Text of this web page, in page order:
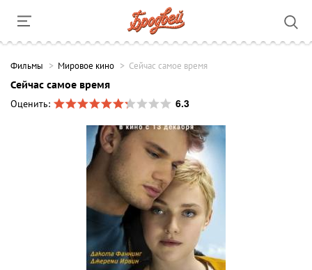
Фильмы Мировое кино Сейчас самое время
Сейчас самое время
Оценить:
6.3